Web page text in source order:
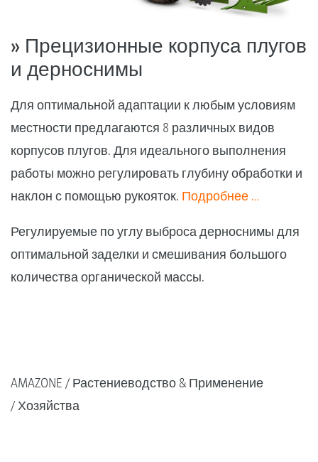
» Прецизионные корпуса плугов
и дерноснимы
Для оптимальной адаптации к любым условиям
местности предлагаются 8 различных видов
корпусов плугов. Для идеального выполнения
работы можно регулировать глубину обработки и
наклон с помощью рукояток. Подробнее …
Регулируемые по углу выброса дерноснимы для
оптимальной заделки и смешивания большого
количества органической массы.
AMAZONE
Растениеводство & Применение
Хозяйства